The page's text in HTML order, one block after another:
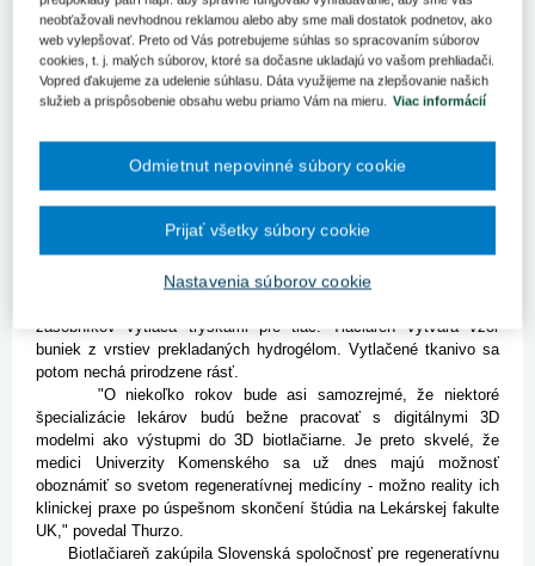
3D biotlačiarni vytlačiť živé bunky. Tento prístroj na Ústave
simulačného a virtuálneho medicínskeho vzdelávania Lekárskej
fakulty UK má medikov zoznámiť s novými možnosťami v oblasti
regeneratívnej medicíny.
„Bioprinting má mimoriadny potenciál do blízkej budúcnosti.
tkaniva alebo orgánu z vlastných buniek pacienta. Predíde sa tak
odmietnutiu tkaniva pri transplantáciách a pacient tiež nebude
musieť podstupovať imunosupresívnu liečbu," uviedol priekopník
Biotlačiareň, ktorá bude slúžiť pre študentov aj pedagógov, je
prvou svojho druhu na Slovensku. Prístroj realizuje tlač
prostredníctvom dvoch hláv priamo na Petriho misku. Pri kultivácii
zásobníkov vytláča tryskami pre tlač. Tlačiareň vytvára vzor
buniek z vrstiev prekladaných hydrogélom. Vytlačené tkanivo sa
potom nechá prirodzene rásť.
"O niekoľko rokov bude asi samozrejmé, že niektoré
špecializácie lekárov budú bežne pracovať s digitálnymi 3D
modelmi ako výstupmi do 3D biotlačiarne. Je preto skvelé, že
medici Univerzity Komenského sa už dnes majú možnosť
oboznámiť so svetom regeneratívnej medicíny - možno reality ich
klinickej praxe po úspešnom skončení štúdia na Lekárskej fakulte
UK," povedal Thurzo.
Biotlačiareň zakúpila Slovenská spoločnosť pre regeneratívnu
neobťažovali nevhodnou reklamou alebo aby sme mali dostatok podnetov, ako
web vylepšovať. Preto od Vás potrebujeme súhlas so spracovaním súborov
cookies, t. j. malých súborov, ktoré sa dočasne ukladajú vo vašom prehliadači.
Vopred ďakujeme za udelenie súhlasu. Dáta využijeme na zlepšovanie našich
služieb a prispôsobenie obsahu webu priamo Vám na mieru. Viac informácií
Nastavenia súborov cookie
Odmietnut nepovinné súbory cookie
Prijať všetky súbory cookie